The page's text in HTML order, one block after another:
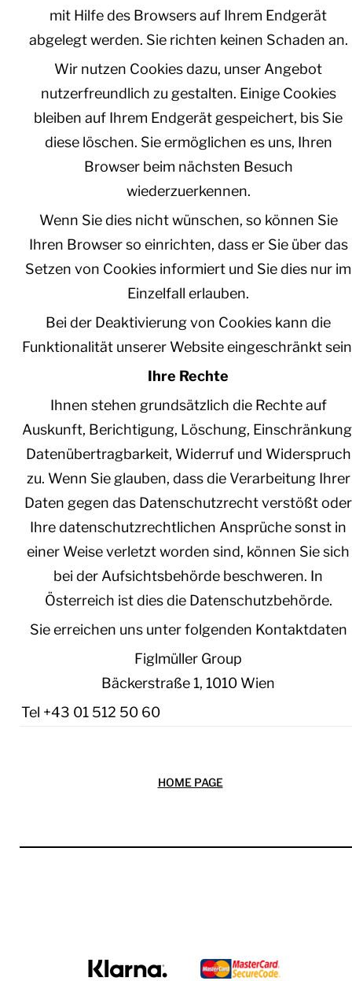
mit Hilfe des Browsers auf Ihrem Endgerät
abgelegt werden. Sie richten keinen Schaden an.
Wir nutzen Cookies dazu, unser Angebot
nutzerfreundlich zu gestalten. Einige Cookies
bleiben auf Ihrem Endgerät gespeichert, bis Sie
diese löschen. Sie ermöglichen es uns, Ihren
Browser beim nächsten Besuch
wiederzuerkennen.
Wenn Sie dies nicht wünschen, so können Sie
Ihren Browser so einrichten, dass er Sie über das
Setzen von Cookies informiert und Sie dies nur im
Einzelfall erlauben.
Bei der Deaktivierung von Cookies kann die
Funktionalität unserer Website eingeschränkt
Ihre Rechte
Ihnen stehen grundsätzlich die Rechte auf
Auskunft, Berichtigung, Löschung,
Datenübertragbarkeit, Widerruf und Widerspruch
zu. Wenn Sie glauben, dass die Verarbeitung Ihrer
Daten gegen das Datenschutzrecht verstößt oder
Ihre datenschutzrechtlichen Ansprüche sonst in
einer Weise verletzt worden sind, können Sie sich
bei der Aufsichtsbehörde beschweren. In
Österreich ist dies die Datenschutzbehörde.
Sie erreichen uns unter folgenden Kontaktdaten
Figlmüller Group
Bäckerstraße 1, 1010 Wien
Tel +43 01 512 50 60
HOME PAGE